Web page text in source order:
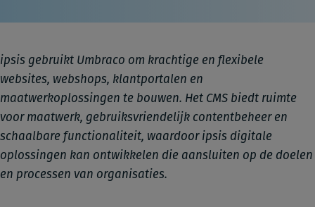
ipsis gebruikt Umbraco om krachtige en flexibele
websites, webshops, klantportalen en
maatwerkoplossingen te bouwen. Het CMS biedt ruimte
voor maatwerk, gebruiksvriendelijk contentbeheer en
schaalbare functionaliteit, waardoor ipsis digitale
oplossingen kan ontwikkelen die aansluiten op de doelen
en processen van organisaties.